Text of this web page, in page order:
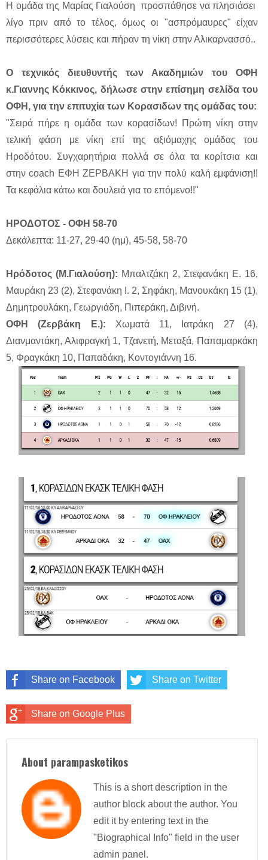
Η ομάδα της Μαρίας Γιαλούση προσπάθησε να πλησιάσει
λίγο πριν από το τέλος, όμως οι "ασπρόμαυρες" είχαν
περισσότερες λύσεις και πήραν τη νίκη στην Αλικαρνασσό..
Ο τεχνικός διευθυντής των Ακαδημιών του ΟΦΗ
κ.Γιαννης Κόκκινος, δήλωσε στην επίσημη σελίδα του
ΟΦΗ, για την επιτυχία των Κορασιδων της ομάδας του:
"Σειρά πήρε η ομάδα των κορασίδων! Πρώτη νίκη στην
τελική φάση με νίκη επί της αξιόμαχης ομάδας του
Ηροδότου. Συγχαρητήρια πολλά σε όλα τα κορίτσια και
στην coach ΕΦΗ ΖΕΡΒΑΚΗ για την πολύ καλή εμφάνιση!!
Τα κεφάλια κάτω και δουλειά για το επόμενο!!"
ΗΡΟΔΟΤΟΣ - ΟΦΗ 58-70
Δεκάλεπτα: 11-27, 29-40 (ημ), 45-58, 58-70
Ηρόδοτος (Μ.Γιαλούση): Μπαλτζάκη 2, Στεφανάκη Ε. 16,
Μαυράκη 23 (2), Στεφανάκη Ι. 2, Σηφάκη, Μανουκάκη 15 (1),
Δημητρουλάκη, Γεωργιάδη, Πιπεράκη, Διβινή.
ΟΦΗ (Ζερβάκη Ε.): Χωματά 11, Ιατράκη 27 (4),
Διανμαντάκη, Αλιφραγκή 1, Τζανετή, Μεταξά, Παπαμαρκάκη
5, Φραγκάκη 10, Παπαδάκη, Κοντογιάννη 16.
Share on Facebook Share on Twitter
Share on Google Plus
About parampasketikos
This is a short description in the
author block about the author. You
edit it by entering text in the
"Biographical Info" field in the user
admin panel.